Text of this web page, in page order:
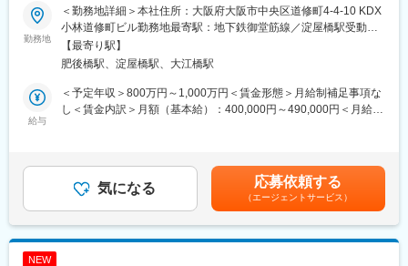
■充実した研修制度：
通信教育、新入社員研修、階層別研修、専門別教育、公募制研
修 など
■当社の特徴：
・男性化粧品のカテゴリーキャプテンとして、2027年創業100周
年
的な「育休・育児勤務制度」の取得促進、フルフレックスタイム
制、在宅勤務制度など、様々な制度を取り入れています。
<GATSBY/ギャッツビー>
当社では2024年に、情報セキュリティに関するアセスメントを実
施し、2025年から2027年までの情報セキュリティ戦略を定めてお
ります。
当該情報セキュリティ戦略の中の大きな方針として、「ガバナン
ス向上」と「ゼロトラストアーキテクチャを用いた社内環境の構
築」を定めており、
今回は、このゼロトラスト化を推進するメンバーとしてご活躍い
ご経験・スキルに応じて、以下の業務をお任せします。
・社内システム環境向けにゼロトラスト思想に基づいたアーキテ
クチャ、技術を選定すること
勤務地
＜勤務地詳細＞本社住所：大阪府大阪市中央区道修町4-4-10 KDX
小林道修町ビル勤務地最寄駅：地下鉄御堂筋線／淀屋橋駅受動喫
煙対策：屋内全面禁煙変更の範囲：会社の定める事業所（リモー
トワーク含む）
【最寄り駅】
肥後橋駅、淀屋橋駅、大江橋駅
給与
＜予定年収＞800万円～1,000万円＜賃金形態＞月給制補足事項な
し＜賃金内訳＞月額（基本給）：400,000円～490,000円＜月給＞
設定条件（モデルケース）下限：単身者／賃貸住宅居住上限：既
婚者世帯主(配偶者と配偶者以外2名扶養)／持ち家居住 賃金はあ
くまでも目安の金額であり、選考を通じて上下する可能性があり
ます。月給(月額)は固定手当を含めた表記です。
気になる 応募依頼する
（エージェントサービス）
NEW